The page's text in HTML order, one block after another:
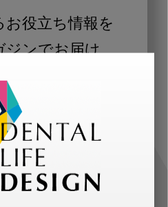
お役立ち情報を
ジンでお届け
職種（歯科医師、歯
工士）に合わせた内
ンをお届けします。